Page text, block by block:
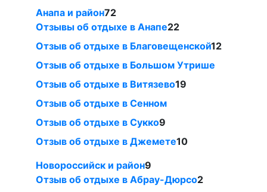
Анапа и район72
Отзывы об отдыхе в Анапе22
Отзыв об отдыхе в Благовещенской12
Отзыв об отдыхе в Большом Утрише
Отзыв об отдыхе в Витязево19
Отзыв об отдыхе в Сенном
Отзыв об отдыхе в Сукко9
Отзыв об отдыхе в Джемете10
Новороссийск и район9
Отзыв об отдыхе в Абрау-Дюрсо2